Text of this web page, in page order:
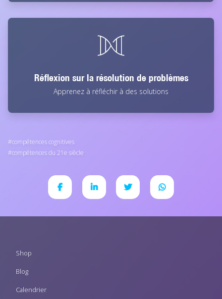
Réflexion sur la résolution de problèmes
Apprenez à réfléchir à des solutions
compétences cognitives
compétences du 21e siècle
Footer
Shop
Blog
Calendrier